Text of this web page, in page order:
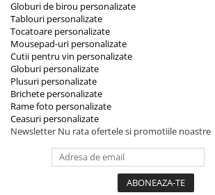
Globuri de birou personalizate
Tablouri personalizate
Tocatoare personalizate
Mousepad-uri personalizate
Cutii pentru vin personalizate
Globuri personalizate
Plusuri personalizate
Brichete personalizate
Rame foto personalizate
Ceasuri personalizate
Newsletter Nu rata ofertele si promotiile noastre